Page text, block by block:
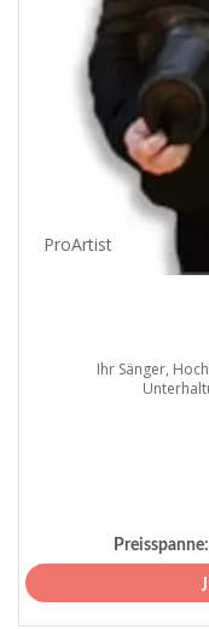
ProArtist
Ihr Sänger,
Preisspanne: